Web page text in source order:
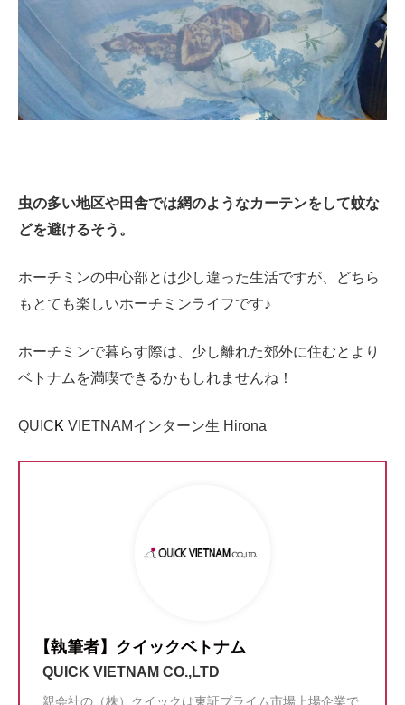
虫の多い地区や田舎では網のようなカーテンをして蚊な
どを避けるそう。
ホーチミンの中心部とは少し違った生活ですが、どちら
もとても楽しいホーチミンライフです♪
ホーチミンで暮らす際は、少し離れた郊外に住むとより
ベトナムを満喫できるかもしれませんね！
QUICK VIETNAMインターン生 Hirona
【執筆者】クイックベトナム
QUICK VIETNAM CO.,LTD
親会社の（株）クイックは東証プライム市場上場企業で